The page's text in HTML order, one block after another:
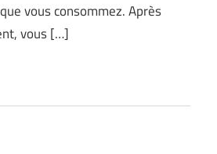
vous consommez. Après
vous […]